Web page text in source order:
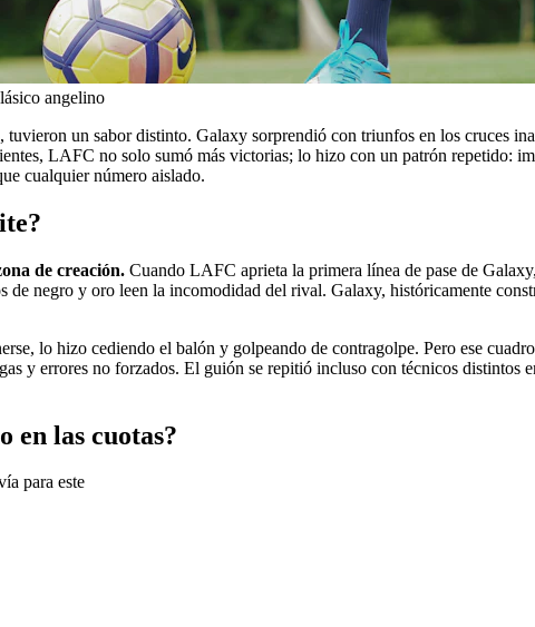
angelino
un sabor distinto. Galaxy sorprendió con triunfos en los cruces
LAFC no solo sumó más victorias; lo hizo con un patrón repetido:
cualquier número aislado.
de creación. Cuando LAFC aprieta la primera línea de pase de
negro y oro leen la incomodidad del rival. Galaxy, históricamente
lo hizo cediendo el balón y golpeando de contragolpe. Pero ese
y errores no forzados. El guión se repitió incluso con técnicos distintos
en las cuotas?
para este